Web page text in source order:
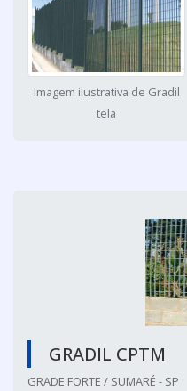
Imagem ilustrativa de Gradil
tela
GRADIL CPTM
GRADE FORTE / SUMARÉ - SP